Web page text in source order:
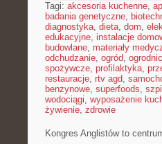
Tagi: akcesoria kuchenne,
badania genetyczne,
diagnostyka, dieta, dom,
edukacyjne, instalacje
budowlane, materiały
odchudzanie, ogród,
spożywcze, profilaktyka,
restauracje, rtv agd,
benzynowe, superfoods,
wodociągi, wyposażenie
żywienie, zdrowie
Kongres Anglistów to